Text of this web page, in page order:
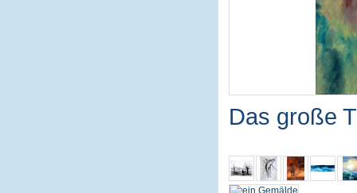
Das große